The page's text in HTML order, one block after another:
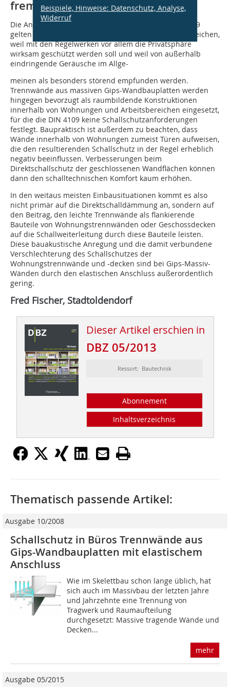
fremden Wohnbereich
Die Anforderungen an den Schallschutz nach DIN 4109
gelten stets zwischen fremden Wohn- und Arbeitsbereichen,
weil mit den Regelwerken vor allem die Privatsphäre
wirksam geschützt werden soll und weil von außerhalb
eindringende Geräusche im Allge-
meinen als besonders störend empfunden werden.
Trennwände aus massiven Gips-Wandbauplatten werden
hingegen bevorzugt als raumbildende Konstruktionen
innerhalb von Wohnungen und Arbeits­bereichen eingesetzt,
für die die DIN 4109 keine Schallschutzanforderungen
festlegt. Baupraktisch ist außerdem zu beachten, dass
Wände innerhalb von Wohnungen zumeist Türen aufweisen,
die den resultierenden Schallschutz in der Regel erheblich
negativ beeinflussen. Verbesserungen beim
Direktschallschutz der geschlossenen Wandflächen können
dann den schalltechnischen Komfort kaum erhöhen.
In den weitaus meisten Einbausituationen kommt es also
nicht primär auf die Direktschalldämmung an, sondern auf
den Beitrag, den leichte Trennwände als flankierende
Bauteile von Wohnungstrennwänden oder Geschossdecken
auf die Schallweiterleitung durch diese Bauteile leisten.
Diese bauakustische Anregung und die damit verbundene
Verschlechterung des Schallschutzes der
Wohnungstrennwände und -decken sind bei Gips-Massiv-
Wänden durch den elastischen Anschluss außerordentlich
gering.
Fred Fischer, Stadtoldendorf
Dieser Artikel erschien in
DBZ 05/2013
Ressort: Bautechnik
Abonnement
Inhaltsverzeichnis
Beispiele, Hinweise: Datenschutz, Analyse,
Widerruf
Thematisch passende Artikel:
Ausgabe 10/2008
Schallschutz in Büros Trennwände aus
Gips-Wandbauplatten mit elastischem
Anschluss
Wie im Skelettbau schon lange üblich, hat
sich auch im Massivbau der letzten Jahre
und Jahrzehnte eine Trennung von
Tragwerk und Raum­aufteilung
durchgesetzt: Massive tragende Wände und
Decken...
mehr
Ausgabe 05/2015